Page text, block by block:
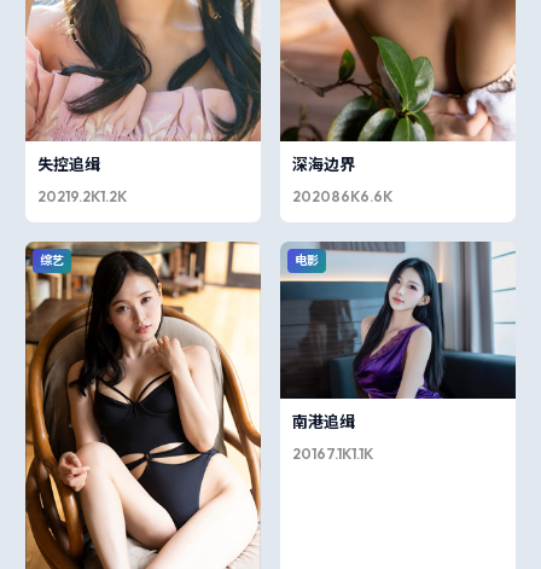
失控追缉
20219.2K1.2K
深海边界
202086K6.6K
综艺 电影
南港追缉
20167.1K1.1K